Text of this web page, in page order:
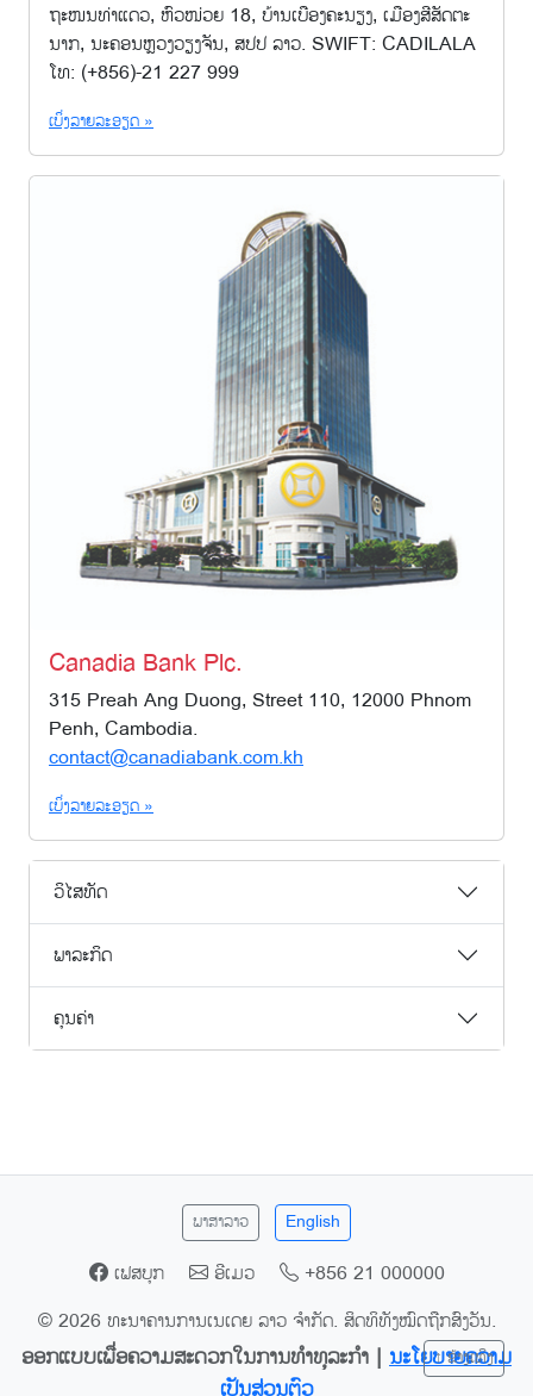
ຖະໜນທ່າແດວ, ຫົວໜ່ວຍ 18, ບ້ານເບືອງຄະນຽງ, ເມືອງສີສັດຕະ
ນາກ, ນະຄອນຫຼວງວຽງຈັນ, ສປປ ລາວ. SWIFT: CADILALA
ໂທ: (+856)-21 227 999
ເບິ່ງລາຍລະອຽດ »
Canadia Bank Plc.
315 Preah Ang Duong, Street 110, 12000 Phnom
Penh, Cambodia.
contact@canadiabank.com.kh
ເບິ່ງລາຍລະອຽດ »
ວິໄສທັດ
ພາລະກິດ
ຄຸນຄ່າ
ພາສາລາວ English
ເຟສບຸກ ອີເມວ
+856 21 000000
© 2026 ທະນາຄານການເນເດຍ ລາວ ຈຳກັດ. ສິດທິທັງໝົດຖືກສົງວັນ.
ອອກແບບເພື່ອຄວາມສະດວກໃນການທຳທຸລະກຳ | ນະໂຍບາຍຄວາມ
ເປັນສ່ວນຕົວ
↑ ຂ້າງເທິງ